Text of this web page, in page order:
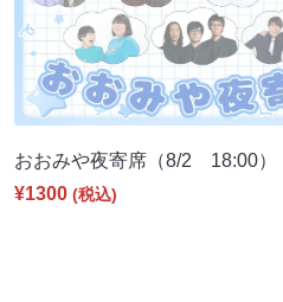
おおみや夜寄席（8/2 18:00）
¥1300 (税込)